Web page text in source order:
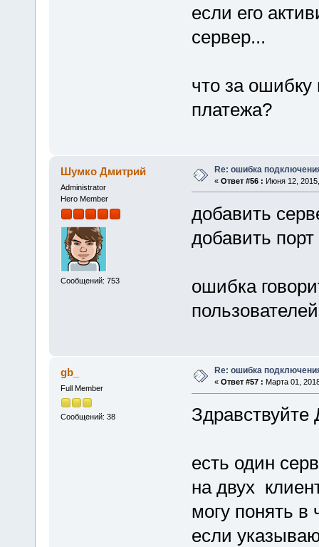
если его
сервер...
что за
платежа?
Шумко Дмитрий
Administrator
Hero Member
Сообщений: 753
Re: ошибка
« Ответ #56 : Июня 12,
добавить
добавить
ошибка
gb_
Full Member
Сообщений: 38
Re: ошибка
« Ответ #57 : Марта 01,
есть один
на двух
могу понять
если